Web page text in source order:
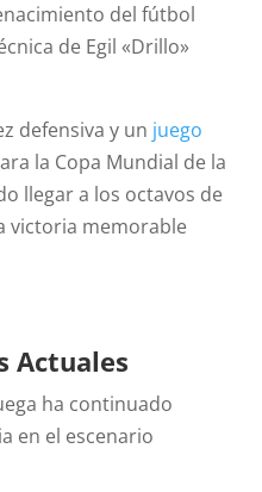
del fútbol
de Egil «Drillo»
defensiva y un juego
la Copa Mundial de la
llegar a los octavos de
victoria memorable
Actuales
ha continuado
en el escenario